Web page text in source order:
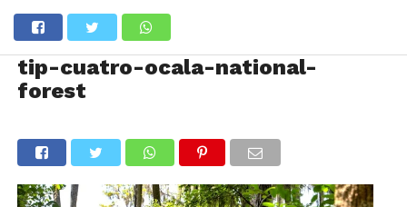
tip-cuatro-ocala-national-
forest